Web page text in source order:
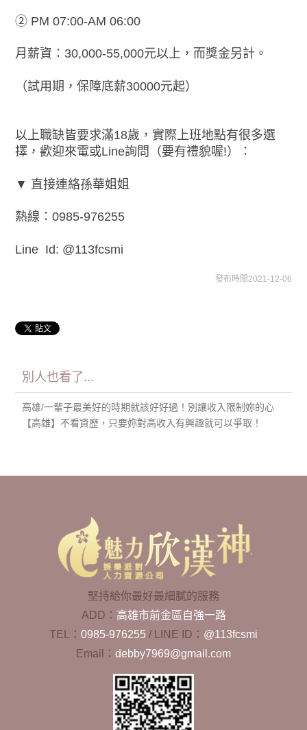
② PM 07:00-AM 06:00
月薪資：30,000-55,000元以上，而獎金另計。
（試用期，保障底薪30000元起）
以上職缺皆要求滿18歲，實際上班地點有很多選
擇，歡迎來電或Line詢問（要有禮貌喔!）：
▼ 直接連絡孫華姐姐
熱線：0985-976255
Line Id: @113fcsmi
發布時間2021-12-06
別人也看了...
高雄/一輩子最美好的時期就該好好過！別讓收入限制妳的心
【高雄】不看資歷，只要妳對高收入有興趣就可以爭取！
堅持給你最好最細膩的服務
ADD： 高雄市前金區自強一路
TEL： 0985-976255 / LINE ID： @113fcsmi
Email： debby7969@gmail.com